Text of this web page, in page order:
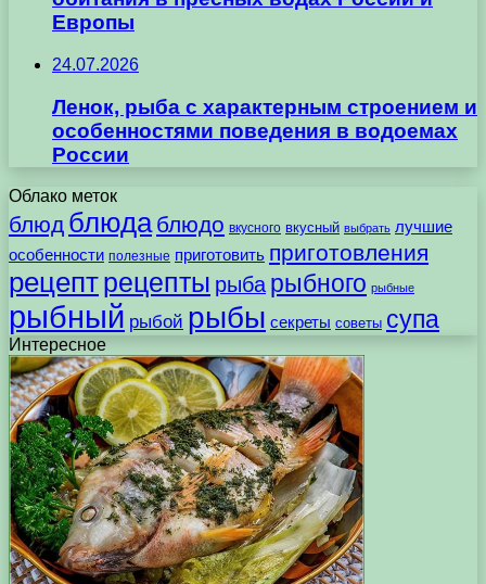
Европы
24.07.2026
Ленок, рыба с характерным строением и
особенностями поведения в водоемах
России
Облако меток
блюд блюда блюдо вкусного вкусный выбрать лучшие
особенности полезные приготовить приготовления
рецептрецепты рыба рыбного рыбные
рыбный рыбой рыбы секреты советы супа
Интересное